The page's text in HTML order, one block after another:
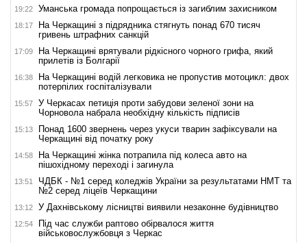
19:22 Уманська громада попрощається із загиблим захисником
18:17
На Черкащині з підрядника стягнуть понад 670 тисяч
гривень штрафних санкцій
17:09
На Черкащині врятували рідкісного чорного грифа, який
прилетів із Болгарії
16:38
На Черкащині водій легковика не пропустив мотоцикл: двох
потерпілих госпіталізували
15:57
У Черкасах петиція проти забудови зеленої зони на
Чорновола набрала необхідну кількість підписів
15:13
Понад 1600 звернень через укуси тварин зафіксували на
Черкащині від початку року
14:58
На Черкащині жінка потрапила під колеса авто на
пішохідному переході і загинула
13:51
ЧДБК - №1 серед коледжів України за результатами НМТ та
№2 серед ліцеїв Черкащини
13:12 У Дахнівському лісництві виявили незаконне будівництво
12:54
Під час служби раптово обірвалося життя
військовослужбовця з Черкас